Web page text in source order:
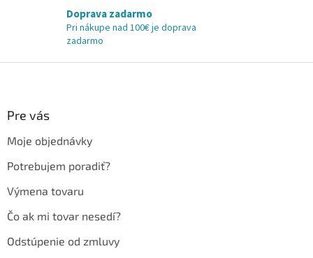
Doprava zadarmo
Pri nákupe nad 100€ je doprava
zadarmo
Pre vás
Moje objednávky
Potrebujem poradiť?
Výmena tovaru
Čo ak mi tovar nesedí?
Odstúpenie od zmluvy